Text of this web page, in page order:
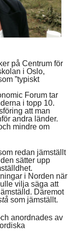
på Centrum för
i Oslo,
”typiskt
Forum tar
i topp 10.
att man
andra länder.
mindre om
redan jämställt
sätter upp
i Norden när
vilja säga att
Däremot
som jämställt.
anordnades av